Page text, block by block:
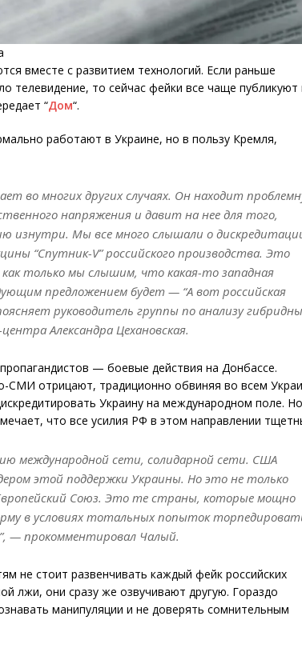
вместе с развитием технологий. Если раньше
телевидение, то сейчас фейки все чаще публикуют
“Дом“.
работают в Украине, но в пользу Кремля,
во многих других случаях. Он находит
напряжения и давит на нее для того,
изнутри. Мы все много слышали о
“Спутник-V” российского производства. Это
только мы слышим, что какая-то западная
предложением будет — “А вот российская
руководитель группы по анализу
Александра Цехановская.
— боевые действия на Донбассе.
СМИ отрицают, традиционно обвиняя во всем
Украину на международном поле. Но
что все усилия РФ в этом направлении
международной сети, солидарной сети. США
этой поддержки Украины. Но это не только
Союз. Это те страны, которые мощно
в условиях тотальных попыток
— прокомментировал Чалый.
не стоит развенчивать каждый фейк российских
лжи, они сразу же озвучивают другую. Гораздо
манипуляции и не доверять сомнительным